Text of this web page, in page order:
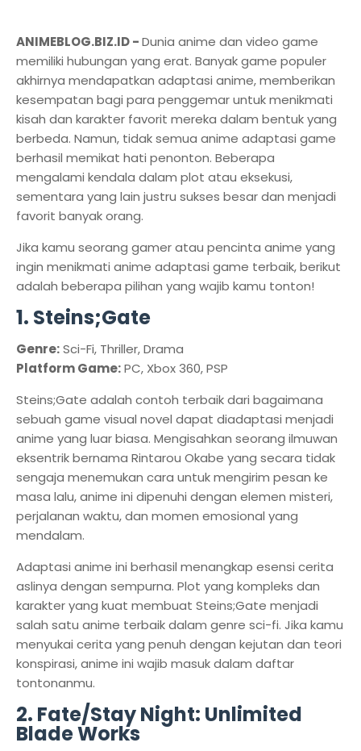
ANIMEBLOG.BIZ.ID -Dunia anime dan video game
memiliki hubungan yang erat. Banyak game populer
akhirnya mendapatkan adaptasi anime, memberikan
kesempatan bagi para penggemar untuk menikmati
kisah dan karakter favorit mereka dalam bentuk yang
berbeda. Namun, tidak semua anime adaptasi game
berhasil memikat hati penonton. Beberapa
mengalami kendala dalam plot atau eksekusi,
sementara yang lain justru sukses besar dan menjadi
favorit banyak orang.
Jika kamu seorang gamer atau pencinta anime yang
ingin menikmati anime adaptasi game terbaik, berikut
adalah beberapa pilihan yang wajib kamu tonton!
1. Steins;Gate
Genre:Sci-Fi, Thriller, Drama
Platform Game:PC, Xbox 360, PSP
Steins;Gate adalah contoh terbaik dari bagaimana
sebuah game visual novel dapat diadaptasi menjadi
anime yang luar biasa. Mengisahkan seorang ilmuwan
eksentrik bernama Rintarou Okabe yang secara tidak
sengaja menemukan cara untuk mengirim pesan ke
masa lalu, anime ini dipenuhi dengan elemen misteri,
perjalanan waktu, dan momen emosional yang
mendalam.
Adaptasi anime ini berhasil menangkap esensi cerita
aslinya dengan sempurna. Plot yang kompleks dan
karakter yang kuat membuat Steins;Gate menjadi
salah satu anime terbaik dalam genre sci-fi. Jika kamu
menyukai cerita yang penuh dengan kejutan dan teori
konspirasi, anime ini wajib masuk dalam daftar
tontonanmu.
2. Fate/Stay Night: Unlimited
Blade Works